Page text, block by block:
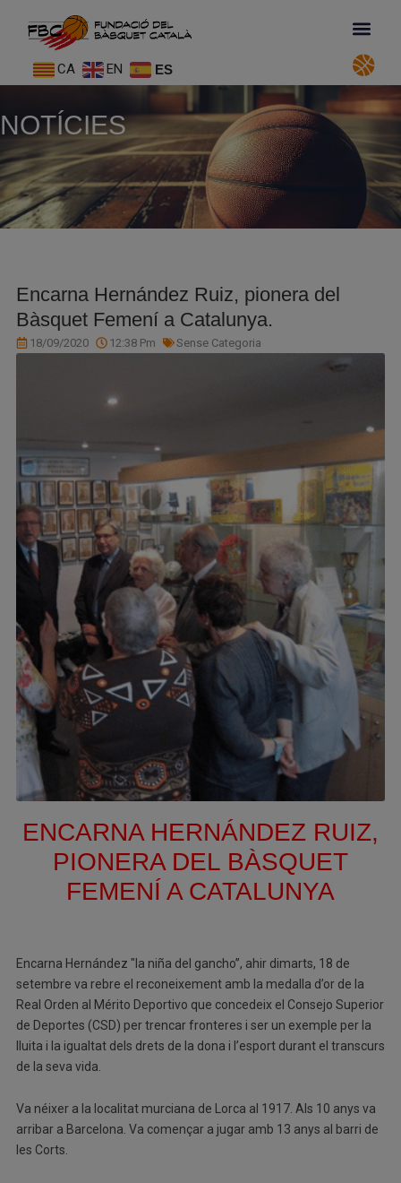
CA EN ES
NOTÍCIES
Encarna Hernández Ruiz, pionera del
Bàsquet Femení a Catalunya.
18/09/2020 12:38 Pm Sense Categoria
ENCARNA HERNÁNDEZ RUIZ,
PIONERA DEL BÀSQUET
FEMENÍ A CATALUNYA
Encarna Hernández "la niña del gancho’’, ahir dimarts, 18 de
setembre va rebre el reconeixement amb la medalla d’or de la
Real Orden al Mérito Deportivo que concedeix el Consejo Superior
de Deportes (CSD) per trencar fronteres i ser un exemple per la
lluita i la igualtat dels drets de la dona i l’esport durant el transcurs
de la seva vida.
Va néixer a la localitat murciana de Lorca al 1917. Als 10 anys va
arribar a Barcelona. Va començar a jugar amb 13 anys al barri de
les Corts.